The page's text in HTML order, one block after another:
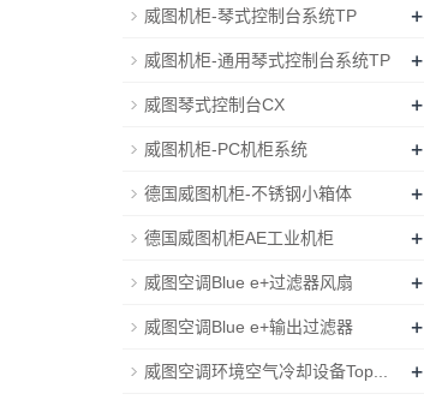
威图机柜-琴式控制台系统TP +
威图机柜-通用琴式控制台系统TP +
威图琴式控制台CX +
威图机柜-PC机柜系统 +
德国威图机柜-不锈钢小箱体 +
德国威图机柜AE工业机柜 +
威图空调Blue e+过滤器风扇 +
威图空调Blue e+输出过滤器 +
威图空调环境空气冷却设备Top... +